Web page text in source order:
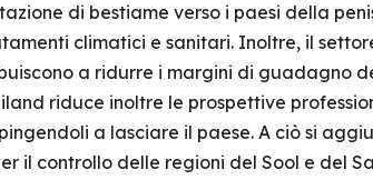
di bestiame verso i paesi della
climatici e sanitari. Inoltre, il
a ridurre i margini di guadagno
riduce inoltre le prospettive
a lasciare il paese. A ciò si
il controllo delle regioni del Sool e del